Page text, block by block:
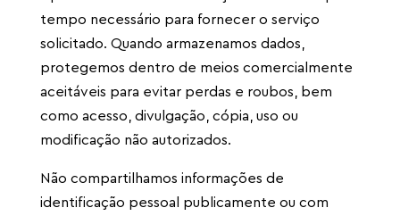
tempo necessário para fornecer o serviço
solicitado. Quando armazenamos dados,
protegemos dentro de meios comercialmente
aceitáveis ​​para evitar perdas e roubos, bem
como acesso, divulgação, cópia, uso ou
modificação não autorizados.
Não compartilhamos informações de
identificação pessoal publicamente ou com